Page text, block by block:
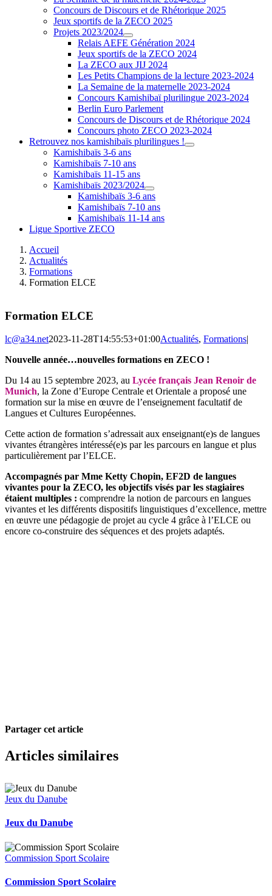
Concours de Discours et de Rhétorique 2025
Jeux sportifs de la ZECO 2025
Projets 2023/2024
Relais AEFE Génération 2024
Jeux sportifs de la ZECO 2024
La ZECO aux JIJ 2024
Les Petits Champions de la lecture 2023-2024
La Semaine de la maternelle 2023-2024
Concours Kamishibaï plurilingue 2023-2024
Berlin Euro Parlement
Concours de Discours et de Rhétorique 2024
Concours photo ZECO 2023-2024
Retrouvez nos kamishibaïs plurilingues !
Kamishibaïs 3-6 ans
Kamishibaïs 7-10 ans
Kamishibaïs 11-15 ans
Kamishibaïs 2023/2024
Kamishibaïs 3-6 ans
Kamishibaïs 7-10 ans
Kamishibaïs 11-14 ans
Ligue Sportive ZECO
Accueil
Actualités
Formations
Formation ELCE
Formation ELCE
lc@a34.net2023-11-28T14:55:53+01:00Actualités, Formations|
Nouvelle année…nouvelles formations en ZECO !
Du 14 au 15 septembre 2023, au Lycée français Jean Renoir de
Munich, la Zone d’Europe Centrale et Orientale a proposé une
formation sur la mise en œuvre de l’enseignement facultatif de
Langues et Cultures Européennes.
Cette action de formation s’adressait aux enseignant(e)s de langues
vivantes étrangères intéressé(e)s par les parcours en langue et plus
particulièrement par l’ELCE.
Accompagnés par Mme Ketty Chopin, EF2D de langues
vivantes pour la ZECO, les objectifs visés par les stagiaires
étaient multiples : comprendre la notion de parcours en langues
vivantes et les différents dispositifs linguistiques d’excellence, mettre
en œuvre une pédagogie de projet au cycle 4 grâce à l’ELCE ou
encore co-construire des séquences et des projets adaptés.
Partager cet article
Facebook
X
Pinterest
Courriel
Articles similaires
Jeux du Danube
Jeux du Danube
Commission Sport Scolaire
Commission Sport Scolaire